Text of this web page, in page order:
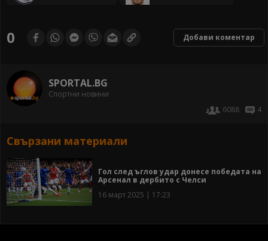
0 Добави коментар
SPORTAL.BG
Спортни новини
6088
4
Свързани материали
Гол след ъглов удар донесе победата на
Арсенал в дербито с Челси
16 март 2025 | 17:23